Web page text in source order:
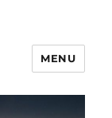
MENU